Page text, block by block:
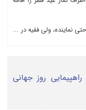
نماینده، ولی فقیه در ...
روز جهانی